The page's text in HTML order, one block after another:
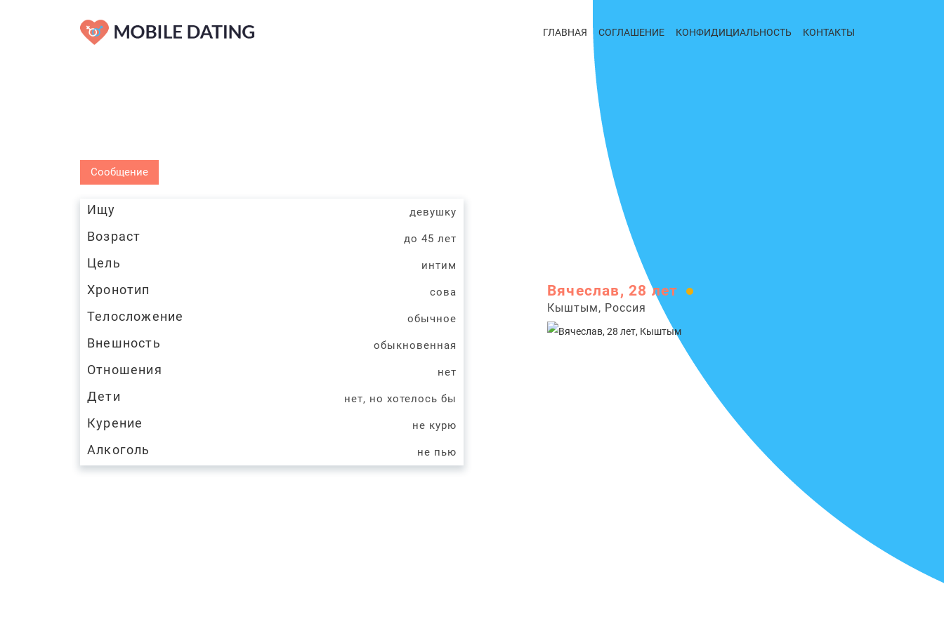
ГЛАВНАЯ СОГЛАШЕНИЕ КОНФИДИЦИАЛЬНОСТЬ КОНТАКТЫ
Сообщение
Ищу девушку
Возраст до 45 лет
Цель интим
Хронотип сова
Телосложение обычное
Внешность обыкновенная
Отношения нет
Дети нет, но хотелось бы
Курение не курю
Алкоголь не пью
Вячеслав, 28 лет
Кыштым, Россия